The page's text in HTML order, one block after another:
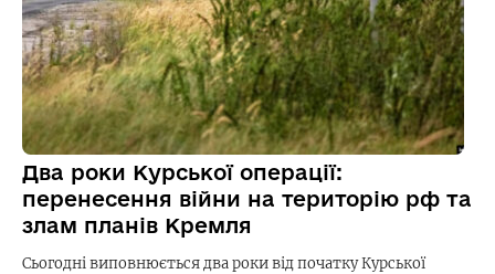
Два роки Курської операції:
перенесення війни на територію рф та
злам планів Кремля
Сьогодні виповнюється два роки від початку Курської